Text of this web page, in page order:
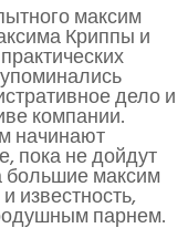
максим
Криппы и
дело и
компании.
начинают
пока не дойдут
большие максим
известность,
парнем.